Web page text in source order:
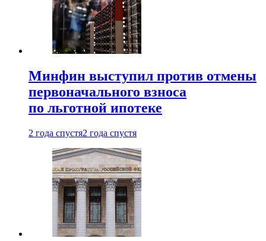
Минфин выступил против отмены
первоначального взноса
по льготной ипотеке
2 года спустя2 года спустя